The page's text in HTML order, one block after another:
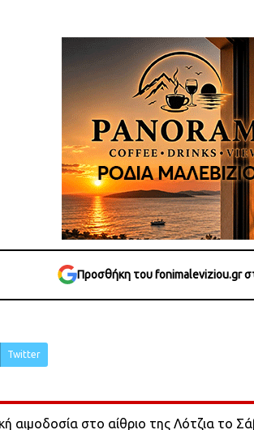
Προσθήκη του fonimaleviziou.gr
Twitter
αιμοδοσία στο αίθριο της Λότζια το